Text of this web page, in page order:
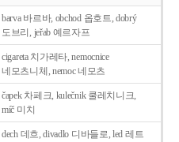
barva 바르바, obchod 옵호트, dobrý
도브리, jeřab 예르자프
cigareta 치가레타, nemocnice
네모츠니체, nemoc 네모츠
čapek 차페크, kulečnik 쿨레치니크,
míč 미치
dech 데흐, divadlo 디바들로, led 레트